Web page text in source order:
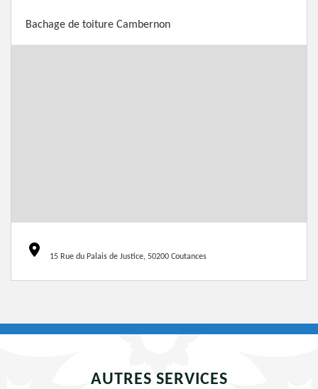
Bachage de toiture Cambernon
15 Rue du Palais de Justice, 50200 Coutances
AUTRES SERVICES